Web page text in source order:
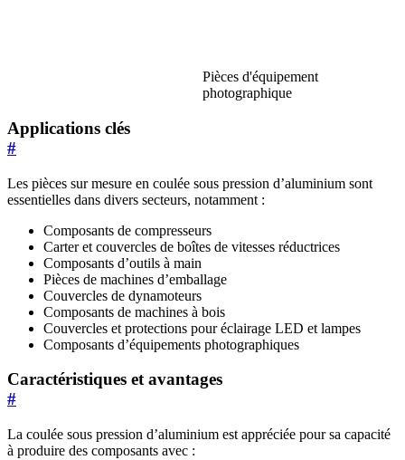
Pièces d'équipement
photographique
Applications clés
#
Les pièces sur mesure en coulée sous pression d’aluminium sont
essentielles dans divers secteurs, notamment :
Composants de compresseurs
Carter et couvercles de boîtes de vitesses réductrices
Composants d’outils à main
Pièces de machines d’emballage
Couvercles de dynamoteurs
Composants de machines à bois
Couvercles et protections pour éclairage LED et lampes
Composants d’équipements photographiques
Caractéristiques et avantages
#
La coulée sous pression d’aluminium est appréciée pour sa capacité
à produire des composants avec :